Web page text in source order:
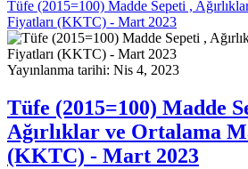
Tüfe (2015=100) Madde Sepeti ,
Fiyatları (KKTC) - Mart 2023
Yayınlanma tarihi: Nis 4, 2023
Tüfe (2015=100) Madde
Ağırlıklar ve Ortalama
(KKTC) - Mart 2023